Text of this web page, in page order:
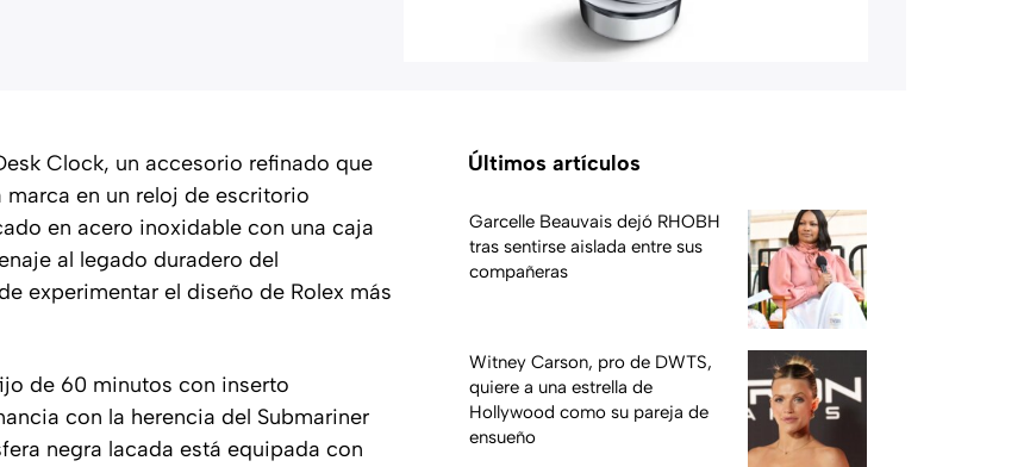
Clock, un accesorio refinado que
en un reloj de escritorio
en acero inoxidable con una caja
al legado duradero del
experimentar el diseño de Rolex más
de 60 minutos con inserto
con la herencia del Submariner
negra lacada está equipada con
Últimos artículos
Garcelle Beauvais dejó RHOBH
tras sentirse aislada entre sus
compañeras
Witney Carson, pro de DWTS,
quiere a una estrella de
Hollywood como su pareja de
ensueño